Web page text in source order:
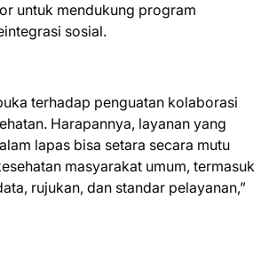
untuk mendukung program
sosial.
terhadap penguatan kolaborasi
Harapannya, layanan yang
lapas bisa setara secara mutu
masyarakat umum, termasuk
rujukan, dan standar pelayanan,”